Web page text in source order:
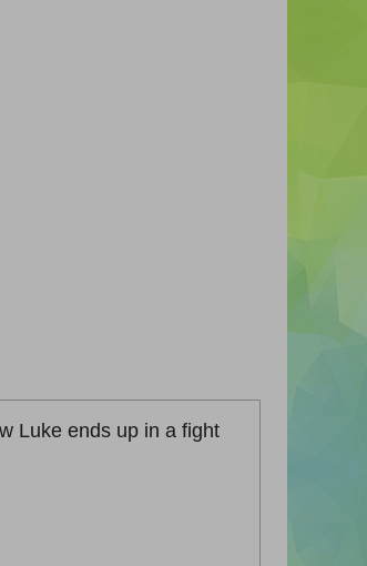
Luke ends up in a fight